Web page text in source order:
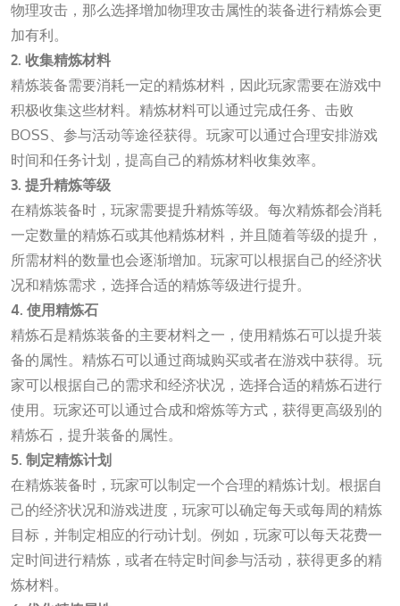
物理攻击，那么选择增加物理攻击属性的装备进行精炼会更
加有利。
2. 收集精炼材料
精炼装备需要消耗一定的精炼材料，因此玩家需要在游戏中
积极收集这些材料。精炼材料可以通过完成任务、击败
BOSS、参与活动等途径获得。玩家可以通过合理安排游戏
时间和任务计划，提高自己的精炼材料收集效率。
3. 提升精炼等级
在精炼装备时，玩家需要提升精炼等级。每次精炼都会消耗
一定数量的精炼石或其他精炼材料，并且随着等级的提升，
所需材料的数量也会逐渐增加。玩家可以根据自己的经济状
况和精炼需求，选择合适的精炼等级进行提升。
4. 使用精炼石
精炼石是精炼装备的主要材料之一，使用精炼石可以提升装
备的属性。精炼石可以通过商城购买或者在游戏中获得。玩
家可以根据自己的需求和经济状况，选择合适的精炼石进行
使用。玩家还可以通过合成和熔炼等方式，获得更高级别的
精炼石，提升装备的属性。
5. 制定精炼计划
在精炼装备时，玩家可以制定一个合理的精炼计划。根据自
己的经济状况和游戏进度，玩家可以确定每天或每周的精炼
目标，并制定相应的行动计划。例如，玩家可以每天花费一
定时间进行精炼，或者在特定时间参与活动，获得更多的精
炼材料。